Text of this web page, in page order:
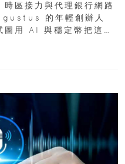
區接力與代理銀行網路
的年輕創辦人
用 AI 與穩定幣把這套